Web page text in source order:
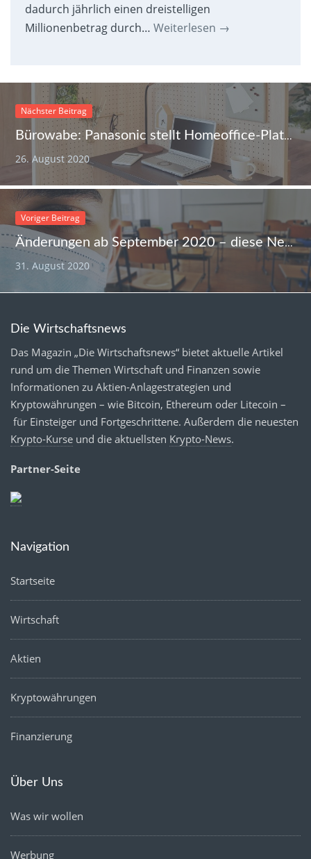
dadurch jährlich einen dreistelligen
Millionenbetrag durch… Weiterlesen →
Nächster Beitrag
Bürowabe: Panasonic stellt Homeoffice-Platz für jede Wohnung vor
26. August 2020
Voriger Beitrag
Änderungen ab September 2020 – diese Neuerungen gibt es
31. August 2020
Die Wirtschaftsnews
Das Magazin „Die Wirtschaftsnews“ bietet aktuelle Artikel
rund um die Themen Wirtschaft und Finanzen sowie
Informationen zu Aktien-Anlagestrategien und
Kryptowährungen – wie Bitcoin, Ethereum oder Litecoin –
für Einsteiger und Fortgeschrittene. Außerdem die neuesten
Krypto-Kurse und die aktuellsten Krypto-News.
Partner-Seite
Navigation
Startseite
Wirtschaft
Aktien
Kryptowährungen
Finanzierung
Über Uns
Was wir wollen
Werbung